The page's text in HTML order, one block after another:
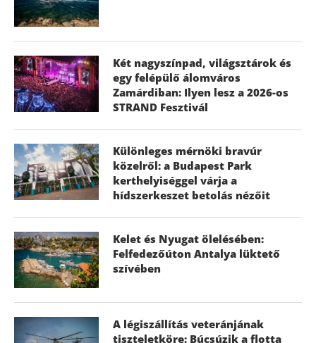
Két nagyszínpad, világsztárok és
egy felépülő álomváros
Zamárdiban: Ilyen lesz a 2026-os
STRAND Fesztivál
Különleges mérnöki bravúr
közelről: a Budapest Park
kerthelyiséggel várja a
hídszerkeszet betolás nézőit
Kelet és Nyugat ölelésében:
Felfedezőúton Antalya lüktető
szívében
A légiszállítás veteránjának
tiszteletköre: Búcsúzik a flotta